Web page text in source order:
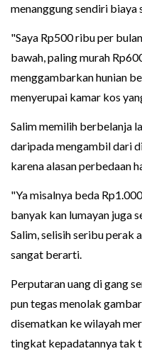
menanggung sendiri biaya
"Saya Rp500 ribu per
bawah, paling murah
menggambarkan hunian
menyerupai kamar kos
Salim memilih berbelanja
daripada mengambil dari
karena alasan perbedaan
"Ya misalnya beda
banyak kan lumayan juga
Salim, selisih seribu perak
sangat berarti.
Perputaran uang di gang
pun tegas menolak
disematkan ke wilayah
tingkat kepadatannya tak